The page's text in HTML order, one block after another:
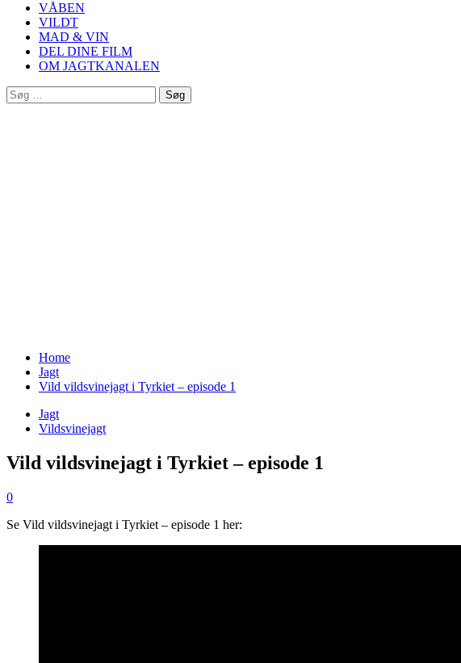
VÅBEN
VILDT
MAD & VIN
DEL DINE FILM
OM JAGTKANALEN
Søg
efter:
Home
Jagt
Vild vildsvinejagt i Tyrkiet – episode 1
Jagt
Vildsvinejagt
Vild vildsvinejagt i Tyrkiet – episode 1
0
Se Vild vildsvinejagt i Tyrkiet – episode 1 her: